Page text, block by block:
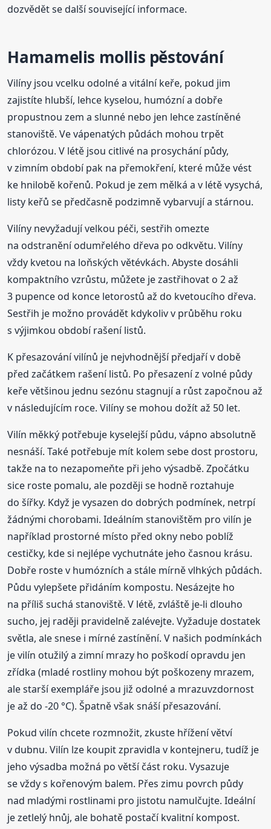
dozvědět se další související informace.
Hamamelis mollis pěstování
Vilíny jsou vcelku odolné a vitální keře, pokud jim
zajistíte hlubší, lehce kyselou, humózní a dobře
propustnou zem a slunné nebo jen lehce zastíněné
stanoviště. Ve vápenatých půdách mohou trpět
chlorózou. V létě jsou citlivé na prosychání půdy,
v zimním období pak na přemokření, které může vést
ke hnilobě kořenů. Pokud je zem mělká a v létě vysychá,
listy keřů se předčasně podzimně vybarvují a stárnou.
Vilíny nevyžadují velkou péči, sestřih omezte
na odstranění odumřelého dřeva po odkvětu. Vilíny
vždy kvetou na loňských větévkách. Abyste dosáhli
kompaktního vzrůstu, můžete je zastřihovat o 2 až
3 pupence od konce letorostů až do kvetoucího dřeva.
Sestřih je možno provádět kdykoliv v průběhu roku
s výjimkou období rašení listů.
K přesazování vilínů je nejvhodnější předjaří v době
před začátkem rašení listů. Po přesazení z volné půdy
keře většinou jednu sezónu stagnují a růst započnou až
v následujícím roce. Vilíny se mohou dožít až 50 let.
Vilín měkký potřebuje kyselejší půdu, vápno absolutně
nesnáší. Také potřebuje mít kolem sebe dost prostoru,
takže na to nezapomeňte při jeho výsadbě. Zpočátku
sice roste pomalu, ale později se hodně roztahuje
do šířky. Když je vysazen do dobrých podmínek, netrpí
žádnými chorobami. Ideálním stanovištěm pro vilín je
například prostorné místo před okny nebo poblíž
cestičky, kde si nejlépe vychutnáte jeho časnou krásu.
Dobře roste v humózních a stále mírně vlhkých půdách.
Půdu vylepšete přidáním kompostu. Nesázejte ho
na příliš suchá stanoviště. V létě, zvláště je-li dlouho
sucho, jej raději pravidelně zalévejte. Vyžaduje dostatek
světla, ale snese i mírné zastínění. V našich podmínkách
je vilín otužilý a zimní mrazy ho poškodí opravdu jen
zřídka (mladé rostliny mohou být poškozeny mrazem,
ale starší exempláře jsou již odolné a mrazuvzdornost
je až do -20 °C). Špatně však snáší přesazování.
Pokud vilín chcete rozmnožit, zkuste hřížení větví
v dubnu. Vilín lze koupit zpravidla v kontejneru, tudíž je
jeho výsadba možná po větší část roku. Vysazuje
se vždy s kořenovým balem. Přes zimu povrch půdy
nad mladými rostlinami pro jistotu namulčujte. Ideální
je zetlelý hnůj, ale bohatě postačí kvalitní kompost.